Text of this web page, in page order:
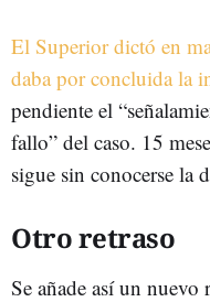
El Superior dictó en
daba por concluida la
pendiente el
fallo” del caso. 15
sigue sin conocerse la
Otro retraso
Se añade así un nuevo